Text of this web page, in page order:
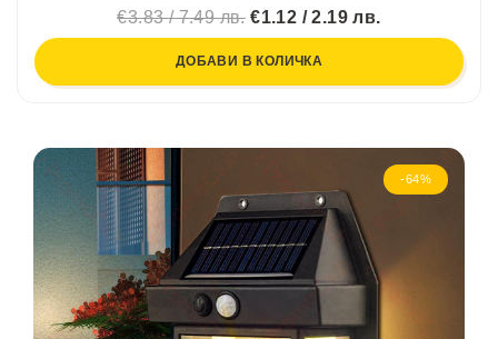
€3.83 / 7.49 лв.€1.12 / 2.19 лв.
ДОБАВИ В КОЛИЧКА
-64%